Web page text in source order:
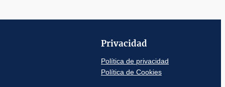
Privacidad
Política de privacidad
Política de Cookies